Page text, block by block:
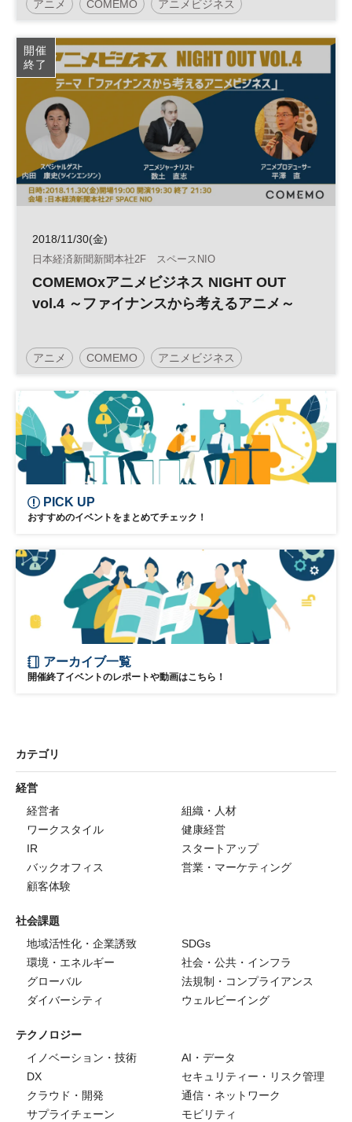
アニメ COMEMO アニメビジネス
開催
終了
2018/11/30(金)
日本経済新聞新聞本社2F スペースNIO
COMEMOxアニメビジネス NIGHT OUT
vol.4 ～ファイナンスから考えるアニメ～
アニメ COMEMO アニメビジネス
PICK UP
おすすめのイベントをまとめてチェック！
アーカイブ一覧
開催終了イベントのレポートや動画はこちら！
カテゴリ
経営
経営者
組織・人材
ワークスタイル
健康経営
IR
スタートアップ
バックオフィス
営業・マーケティング
顧客体験
社会課題
地域活性化・企業誘致
SDGs
環境・エネルギー
社会・公共・インフラ
グローバル
法規制・コンプライアンス
ダイバーシティ
ウェルビーイング
テクノロジー
イノベーション・技術
AI・データ
DX
セキュリティー・リスク管理
クラウド・開発
通信・ネットワーク
サプライチェーン
モビリティ